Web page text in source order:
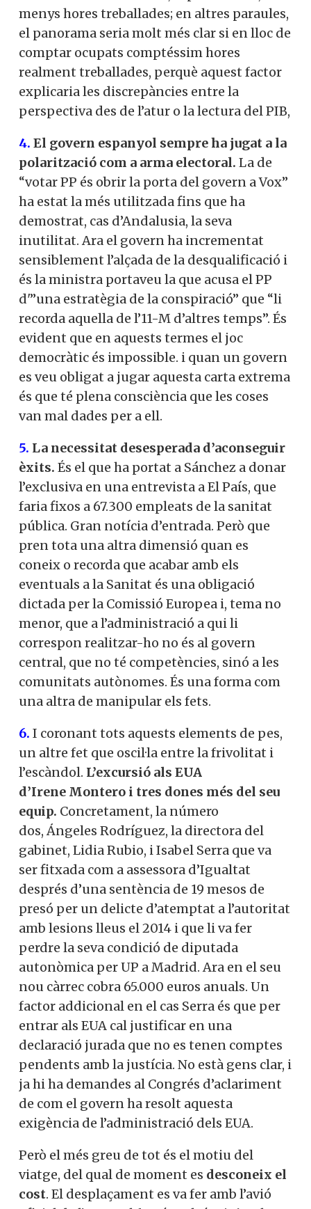
menys hores treballades; en altres paraules,
el panorama seria molt més clar si en lloc de
comptar ocupats comptéssim hores
realment treballades, perquè aquest factor
explicaria les discrepàncies entre la
perspectiva des de l’atur o la lectura del PIB,
4. El govern espanyol sempre ha jugat a la
polarització com a arma electoral. La de
“votar PP és obrir la porta del govern a Vox”
ha estat la més utilitzada fins que ha
demostrat, cas d’Andalusia, la seva
inutilitat. Ara el govern ha incrementat
sensiblement l’alçada de la desqualificació i
és la ministra portaveu la que acusa el PP
d'”una estratègia de la conspiració” que “li
recorda aquella de l’11-M d’altres temps”. És
evident que en aquests termes el joc
democràtic és impossible. i quan un govern
es veu obligat a jugar aquesta carta extrema
és que té plena consciència que les coses
van mal dades per a ell.
5. La necessitat desesperada d’aconseguir
èxits. És el que ha portat a Sánchez a donar
l’exclusiva en una entrevista a El País, que
faria fixos a 67.300 empleats de la sanitat
pública. Gran notícia d’entrada. Però que
pren tota una altra dimensió quan es
coneix o recorda que acabar amb els
eventuals a la Sanitat és una obligació
dictada per la Comissió Europea i, tema no
menor, que a l’administració a qui li
correspon realitzar-ho no és al govern
central, que no té competències, sinó a les
comunitats autònomes. És una forma com
una altra de manipular els fets.
6. I coronant tots aquests elements de pes,
un altre fet que oscil·la entre la frivolitat i
l’escàndol. L’excursió als EUA
d’Irene Montero i tres dones més del seu
equip. Concretament, la número
dos, Ángeles Rodríguez, la directora del
gabinet, Lidia Rubio, i Isabel Serra que va
ser fitxada com a assessora d’Igualtat
després d’una sentència de 19 mesos de
presó per un delicte d’atemptat a l’autoritat
amb lesions lleus el 2014 i que li va fer
perdre la seva condició de diputada
autonòmica per UP a Madrid. Ara en el seu
nou càrrec cobra 65.000 euros anuals. Un
factor addicional en el cas Serra és que per
entrar als EUA cal justificar en una
declaració jurada que no es tenen comptes
pendents amb la justícia. No està gens clar, i
ja hi ha demandes al Congrés d’aclariment
de com el govern ha resolt aquesta
exigència de l’administració dels EUA.
Però el més greu de tot és el motiu del
viatge, del qual de moment es desconeix el
cost. El desplaçament es va fer amb l’avió